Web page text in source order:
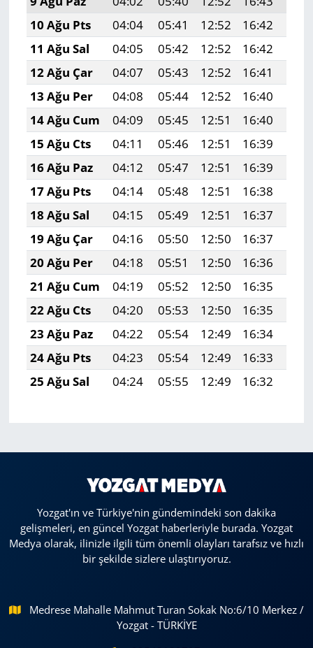
10 Ağu Pts
04:04 05:41 12:52 16:42
11 Ağu Sal
04:05 05:42 12:52 16:42
12 Ağu Çar
04:07 05:43 12:52 16:41
13 Ağu Per
04:08 05:44 12:52 16:40
14 Ağu Cum
04:09 05:45 12:51 16:40
15 Ağu Cts
04:11 05:46 12:51 16:39
16 Ağu Paz
04:12 05:47 12:51 16:39
17 Ağu Pts
04:14 05:48 12:51 16:38
18 Ağu Sal
04:15 05:49 12:51 16:37
19 Ağu Çar
04:16 05:50 12:50 16:37
20 Ağu Per
04:18 05:51 12:50 16:36
21 Ağu Cum
04:19 05:52 12:50 16:35
22 Ağu Cts
04:20 05:53 12:50 16:35
23 Ağu Paz
04:22 05:54 12:49 16:34
24 Ağu Pts
04:23 05:54 12:49 16:33
25 Ağu Sal
04:24 05:55 12:49 16:32
Yozgat'ın ve Türkiye'nin gündemindeki son dakika
gelişmeleri, en güncel Yozgat haberleriyle burada. Yozgat
Medya olarak, ilinizle ilgili tüm önemli olayları tarafsız ve hızlı
bir şekilde sizlere ulaştırıyoruz.
Medrese Mahalle Mahmut Turan Sokak No:6/10 Merkez /
Yozgat - TÜRKİYE